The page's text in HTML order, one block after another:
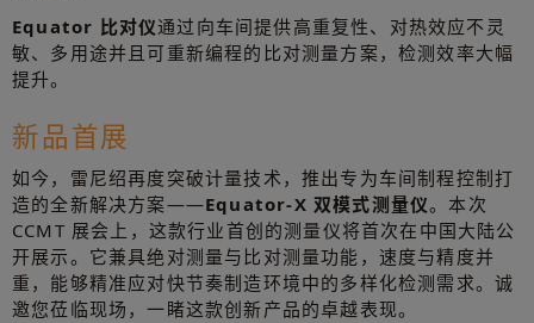
Equator 比对仪通过向车间提供高重复性、对热效应不灵
敏、多用途并且可重新编程的比对测量方案，检测效率大幅
提升。
新品首展
如今，雷尼绍再度突破计量技术，推出专为车间制程控制打
造的全新解决方案——Equator-X 双模式测量仪。本次
CCMT 展会上，这款行业首创的测量仪将首次在中国大陆公
开展示。它兼具绝对测量与比对测量功能，速度与精度并
重，能够精准应对快节奏制造环境中的多样化检测需求。诚
邀您莅临现场，一睹这款创新产品的卓越表现。